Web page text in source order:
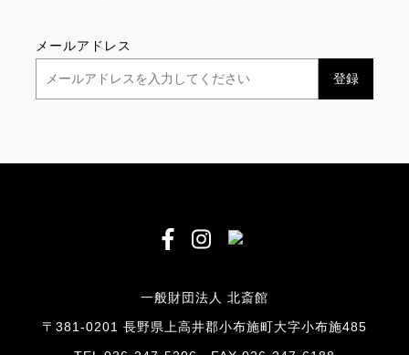
メールアドレス
一般財団法人 北斎館
〒381-0201 長野県上高井郡小布施町大字小布施485